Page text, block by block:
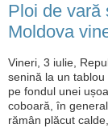
Ploi de vară
Moldova
Vineri, 3 iulie,
senină la un
pe fondul unei
coboară, în
rămân plăcut